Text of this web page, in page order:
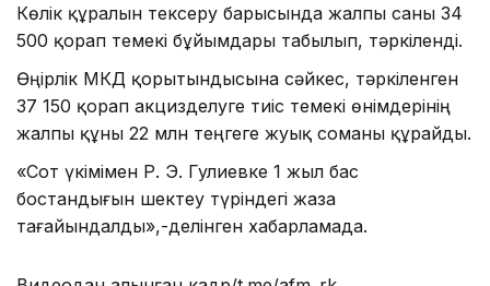
Көлік құралын тексеру барысында жалпы саны 34
500 қорап темекі бұйымдары табылып, тәркіленді.
Өңірлік МКД қорытындысына сәйкес, тәркіленген
37 150 қорап акцизделуге тиіс темекі өнімдерінің
жалпы құны 22 млн теңгеге жуық соманы құрайды.
«Сот үкімімен Р. Э. Гулиевке 1 жыл бас
бостандығын шектеу түріндегі жаза
тағайындалды»,-делінген хабарламада.